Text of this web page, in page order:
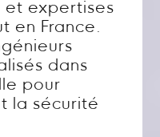
et expertises
en France.
dans
pour
la sécurité